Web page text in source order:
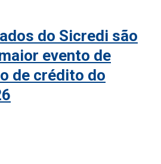
do Sicredi são
evento de
de crédito do